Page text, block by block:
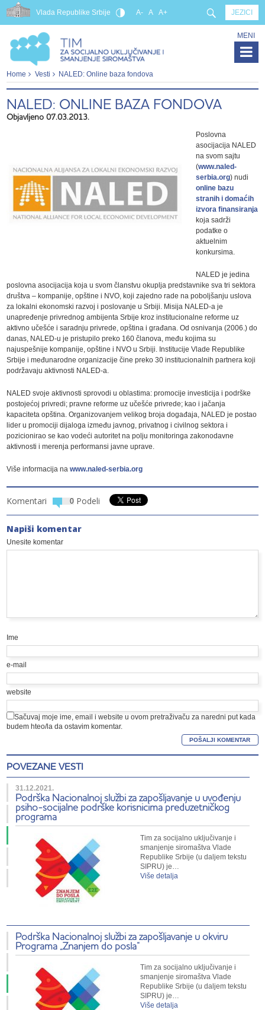
Vlada Republike Srbije JEZICI
A- A A+
MENI
Home Vesti NALED: Online baza fondova
NALED: ONLINE BAZA FONDOVA
Objavljeno 07.03.2013.
Poslovna
asocijacija NALED
na svom sajtu
(www.naled-
serbia.org) nudi
online bazu
stranih i domaćih
izvora finansiranja
koja sadrži
podatke o
aktuelnim
konkursima.
NALED je jedina
poslovna asocijacija koja u svom članstvu okuplja predstavnike sva tri sektora
društva – kompanije, opštine i NVO, koji zajedno rade na poboljšanju uslova
za lokalni ekonomski razvoj i poslovanje u Srbiji. Misija NALED-a je
unapređenje privrednog ambijenta Srbije kroz institucionalne reforme uz
aktivno učešće i saradnju privrede, opština i građana. Od osnivanja (2006.) do
danas, NALED-u je pristupilo preko 160 članova, među kojima su
najuspešnije kompanije, opštine i NVO u Srbiji. Institucije Vlade Republike
Srbije i međunarodne organizacije čine preko 30 institucionalnih partnera koji
podržavaju aktivnosti NALED-a.
NALED svoje aktivnosti sprovodi u oblastima: promocije investicija i podrške
postojećoj privredi; pravne reforme uz učešće privrede; kao i jačanja
kapaciteta opština. Organizovanjem velikog broja događaja, NALED je postao
lider u promociji dijaloga između javnog, privatnog i civilnog sektora i
pozicionirao se kao vodeći autoritet na polju monitoringa zakonodavne
aktivnosti i merenja performansi javne uprave.
Više informacija nawww.naled-serbia.org
Komentari 0 Podeli
Napiši komentar
Unesite komentar
Ime
e-mail
website
Sačuvaj moje ime, email i website u ovom pretraživaču za naredni put kada
budem hteo/la da ostavim komentar.
POVEZANE VESTI
31.12.2021.
Podrška Nacionalnoj službi za zapošljavanje u uvođenju
psiho-socijalne podrške korisnicima preduzetničkog
programa
Tim za socijalno uključivanje i
smanjenje siromaštva Vlade
Republike Srbije (u daljem tekstu
SIPRU) je…
Više detalja
Podrška Nacionalnoj službi za zapošljavanje u okviru
Programa „Znanjem do posla“
Tim za socijalno uključivanje i
smanjenje siromaštva Vlade
Republike Srbije (u daljem tekstu
SIPRU) je…
Više detalja